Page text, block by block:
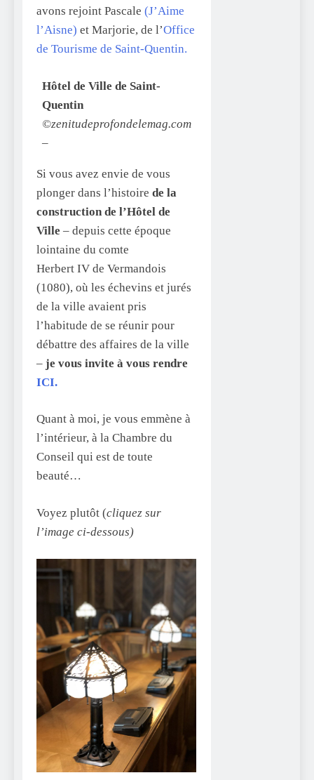
avons rejoint Pascale (J’Aime
l’Aisne) et Marjorie, de l’Office
de Tourisme de Saint-Quentin.
Hôtel de Ville de Saint-
Quentin
©zenitudeprofondelemag.com
–
Si vous avez envie de vous
plonger dans l’histoire de la
construction de l’Hôtel de
Ville – depuis cette époque
lointaine du comte
Herbert IV de Vermandois
(1080), où les échevins et jurés
de la ville avaient pris
l’habitude de se réunir pour
débattre des affaires de la ville
– je vous invite à vous rendre
ICI.
Quant à moi, je vous emmène à
l’intérieur, à la Chambre du
Conseil qui est de toute
beauté…
Voyez plutôt (cliquez sur
l’image ci-dessous)